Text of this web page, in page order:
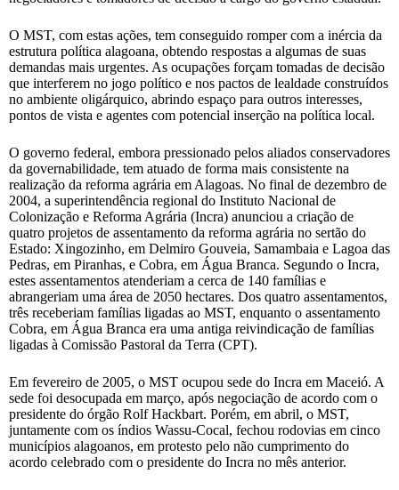
O MST, com estas ações, tem conseguido romper com a inércia da
estrutura política alagoana, obtendo respostas a algumas de suas
demandas mais urgentes. As ocupações forçam tomadas de decisão
que interferem no jogo político e nos pactos de lealdade construídos
no ambiente oligárquico, abrindo espaço para outros interesses,
pontos de vista e agentes com potencial inserção na política local.
O governo federal, embora pressionado pelos aliados conservadores
da governabilidade, tem atuado de forma mais consistente na
realização da reforma agrária em Alagoas. No final de dezembro de
2004, a superintendência regional do Instituto Nacional de
Colonização e Reforma Agrária (Incra) anunciou a criação de
quatro projetos de assentamento da reforma agrária no sertão do
Estado: Xingozinho, em Delmiro Gouveia, Samambaia e Lagoa das
Pedras, em Piranhas, e Cobra, em Água Branca. Segundo o Incra,
estes assentamentos atenderiam a cerca de 140 famílias e
abrangeriam uma área de 2050 hectares. Dos quatro assentamentos,
três receberiam famílias ligadas ao MST, enquanto o assentamento
Cobra, em Água Branca era uma antiga reivindicação de famílias
ligadas à Comissão Pastoral da Terra (CPT).
Em fevereiro de 2005, o MST ocupou sede do Incra em Maceió. A
sede foi desocupada em março, após negociação de acordo com o
presidente do órgão Rolf Hackbart. Porém, em abril, o MST,
juntamente com os índios Wassu-Cocal, fechou rodovias em cinco
municípios alagoanos, em protesto pelo não cumprimento do
acordo celebrado com o presidente do Incra no mês anterior.